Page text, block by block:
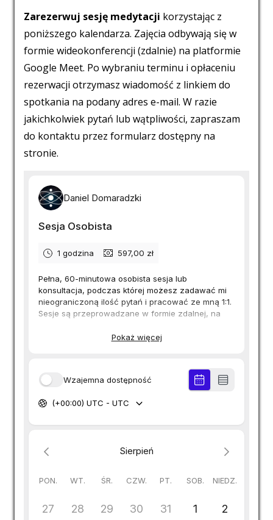
Zarezerwuj sesję medytacji korzystając z
poniższego kalendarza. Zajęcia odbywają się w
formie wideokonferencji (zdalnie) na platformie
Google Meet. Po wybraniu terminu i opłaceniu
rezerwacji otrzymasz wiadomość z linkiem do
spotkania na podany adres e-mail. W razie
jakichkolwiek pytań lub wątpliwości, zapraszam
do kontaktu przez formularz dostępny na
stronie.